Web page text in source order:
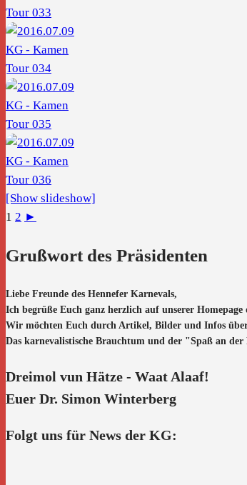
[Show slideshow]
1 2 ►
Grußwort des Präsidenten
Liebe Freunde des Hennefer Karnevals,
Ich begrüße Euch ganz herzlich auf unserer
Wir möchten Euch durch Artikel, Bilder und Infos
Das karnevalistische Brauchtum und der "Spaß an der
Dreimol vun Hätze - Waat Alaaf!
Euer Dr. Simon Winterberg
Folgt uns für News der KG: